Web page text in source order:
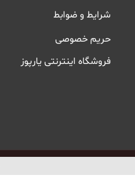
شرایط و ضوابط
حریم خصوصی
فروشگاه اینترنتی یارپوز